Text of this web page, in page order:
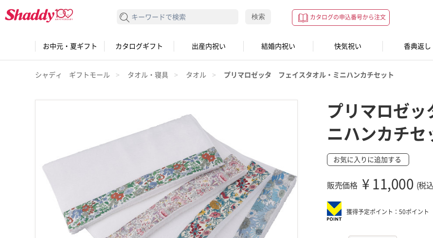
カタログの申込番号から注文
検索する 検索
お中元・夏ギフト カタログギフト 出産内祝い 結婚内祝い 快気祝い 香典返し
シャディ ギフトモール タオル・寝具 タオル プリマロゼッタ フェイスタオル・ミニハンカチセット
プリマロゼ
ニハンカチセ
お気に入りに追加する
販売価格 ¥ 11,000 (税
獲得予定ポイント：50ポイント